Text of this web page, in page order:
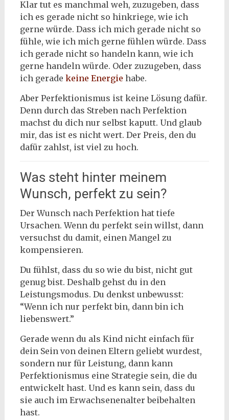
Klar tut es manchmal weh, zuzugeben, dass
ich es gerade nicht so hinkriege, wie ich
gerne würde. Dass ich mich gerade nicht so
fühle, wie ich mich gerne fühlen würde. Dass
ich gerade nicht so handeln kann, wie ich
gerne handeln würde. Oder zuzugeben, dass
ich gerade keine Energie habe.
Aber Perfektionismus ist keine Lösung dafür.
Denn durch das Streben nach Perfektion
machst du dich nur selbst kaputt. Und glaub
mir, das ist es nicht wert. Der Preis, den du
dafür zahlst, ist viel zu hoch.
Was steht hinter meinem
Wunsch, perfekt zu sein?
Der Wunsch nach Perfektion hat tiefe
Ursachen. Wenn du perfekt sein willst, dann
versuchst du damit, einen Mangel zu
kompensieren.
Du fühlst, dass du so wie du bist, nicht gut
genug bist. Deshalb gehst du in den
Leistungsmodus. Du denkst unbewusst:
“Wenn ich nur perfekt bin, dann bin ich
liebenswert.”
Gerade wenn du als Kind nicht einfach für
dein Sein von deinen Eltern geliebt wurdest,
sondern nur für Leistung, dann kann
Perfektionismus eine Strategie sein, die du
entwickelt hast. Und es kann sein, dass du
sie auch im Erwachsenenalter beibehalten
hast.